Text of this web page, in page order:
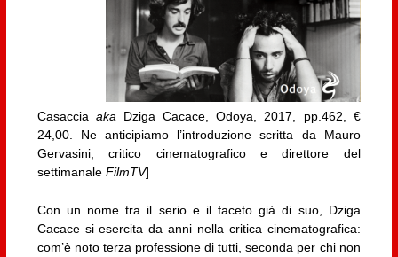
Casaccia aka Dziga Cacace, Odoya, 2017, pp.462, €
24,00. Ne anticipiamo l’introduzione scritta da Mauro
Gervasini, critico cinematografico e direttore del
settimanale FilmTV]
Con un nome tra il serio e il faceto già di suo, Dziga
Cacace si esercita da anni nella critica cinematografica:
com’è noto terza professione di tutti, seconda per chi non